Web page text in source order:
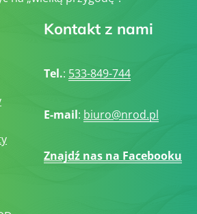
Kontakt z nami
Tel.: 533-849-744
E-mail: biuro@nrod.pl
Znajdź nas na Facebooku